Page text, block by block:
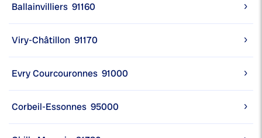
Ballainvilliers 91160
Viry-Châtillon 91170
Evry Courcouronnes 91000
Corbeil-Essonnes 95000